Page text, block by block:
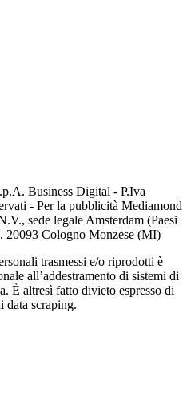
Business Digital - P.Iva
- Per la pubblicità Mediamond
sede legale Amsterdam (Paesi
20093 Cologno Monzese (MI)
trasmessi e/o riprodotti è
all’addestramento di sistemi di
È altresì fatto divieto espresso di
data scraping.